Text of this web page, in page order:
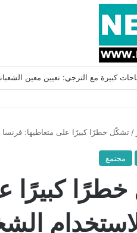
وبتكليف من سعيّد: الخارجية
/ تشكّل خطرًا كبيرًا على متعاطيها: فرنسا
مجتمع
كبيرًا